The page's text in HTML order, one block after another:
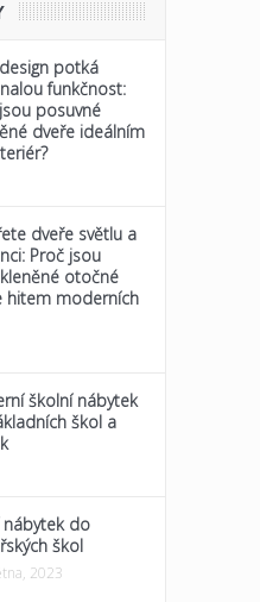
potká
funkčnost:
posuvné
dveře ideálním
dveře světlu a
Proč jsou
otočné
hitem moderních
školní nábytek
škol a
nábytek do
škol
2023